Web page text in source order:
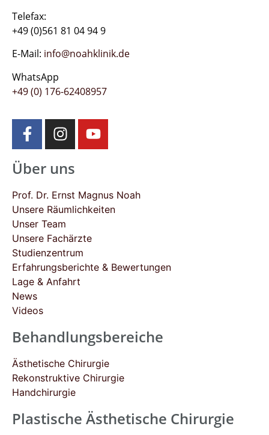
Telefax:
+49 (0)561 81 04 94 9
E-Mail: info@noahklinik.de
WhatsApp
+49 (0) 176-62408957
Über uns
Prof. Dr. Ernst Magnus Noah
Unsere Räumlichkeiten
Unser Team
Unsere Fachärzte
Studienzentrum
Erfahrungsberichte & Bewertungen
Lage & Anfahrt
News
Videos
Behandlungsbereiche
Ästhetische Chirurgie
Rekonstruktive Chirurgie
Handchirurgie
Plastische Ästhetische Chirurgie